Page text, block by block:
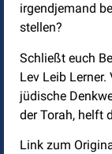
irgendjemand
stellen?
Schließt euch
Lev Leib
jüdische
der Torah, helft
Link zum